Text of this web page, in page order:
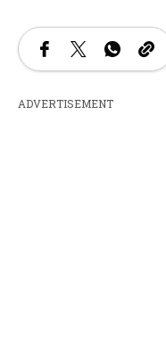
ADVERTISEMENT